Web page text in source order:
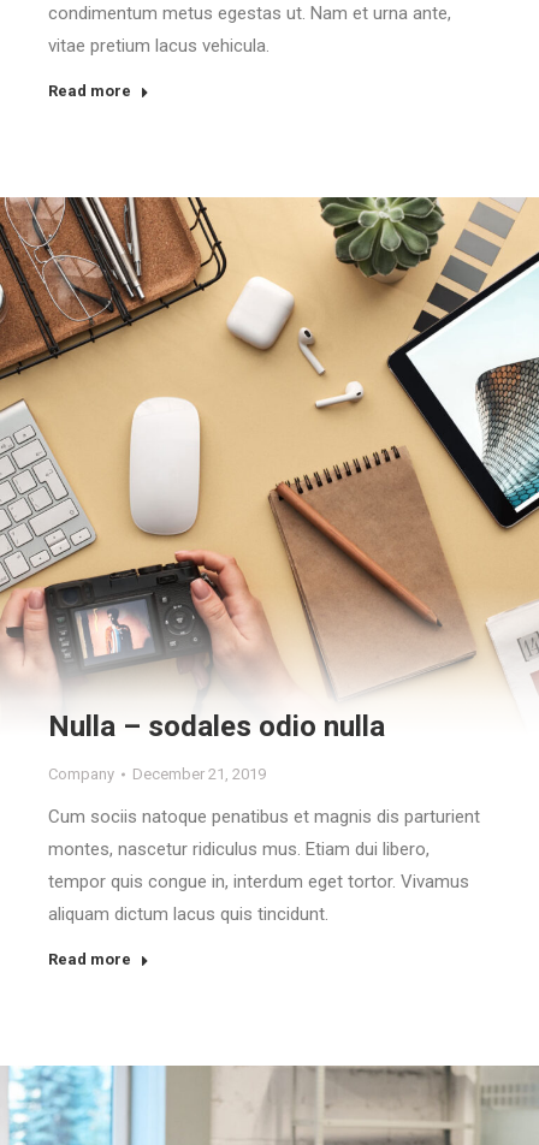
condimentum metus egestas ut. Nam et urna ante,
vitae pretium lacus vehicula.
Read more
Nulla – sodales odio nulla
Company December 21, 2019
Cum sociis natoque penatibus et magnis dis parturient
montes, nascetur ridiculus mus. Etiam dui libero,
tempor quis congue in, interdum eget tortor. Vivamus
aliquam dictum lacus quis tincidunt.
Read more